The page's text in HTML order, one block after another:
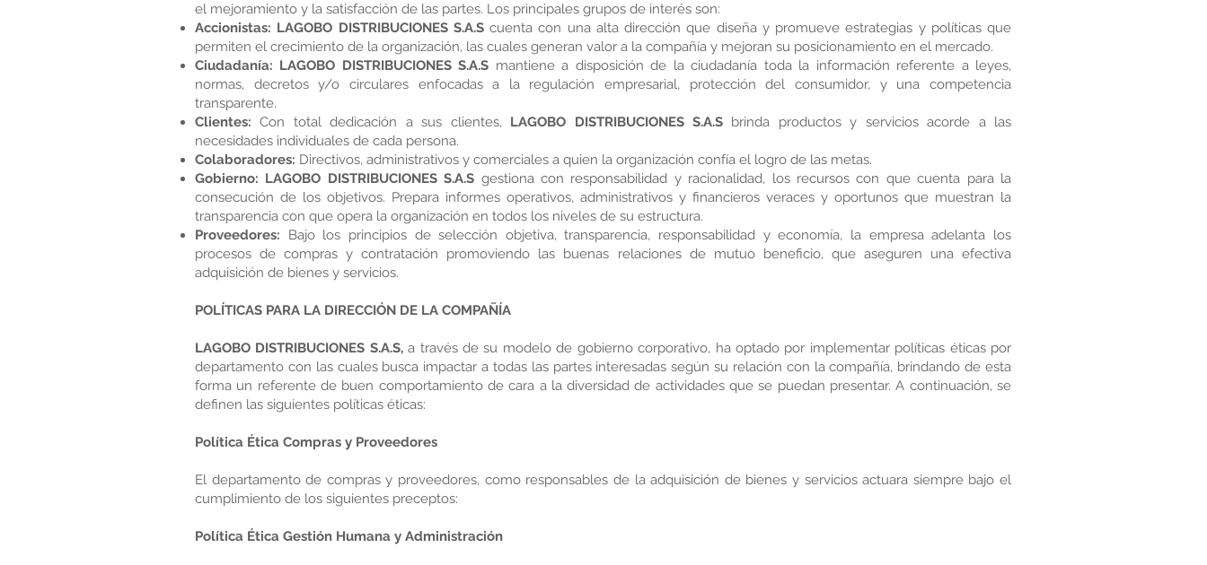
el mejoramiento y la satisfacción de las partes. Los principales grupos de interés son:
Accionistas: LAGOBO DISTRIBUCIONES S.A.S cuenta con una alta dirección que diseña y promueve estrategias y políticas que
permiten el crecimiento de la organización, las cuales generan valor a la compañía y mejoran su posicionamiento en el mercado.
Ciudadanía: LAGOBO DISTRIBUCIONES S.A.S mantiene a disposición de la ciudadanía toda la información referente a leyes,
normas, decretos y/o circulares enfocadas a la regulación empresarial, protección del consumidor, y una competencia
transparente.
Clientes: Con total dedicación a sus clientes, LAGOBO DISTRIBUCIONES S.A.Sbrinda productos y servicios acorde a las
necesidades individuales de cada persona.
Colaboradores: Directivos, administrativos y comerciales a quien la organización confía el logro de las metas.
Gobierno: LAGOBO DISTRIBUCIONES S.A.S gestiona con responsabilidad y racionalidad, los recursos con que cuenta para la
consecución de los objetivos. Prepara informes operativos, administrativos y financieros veraces y oportunos que muestran la
transparencia con que opera la organización en todos los niveles de su estructura.
Proveedores: Bajo los principios de selección objetiva, transparencia, responsabilidad y economía, la empresa adelanta los
procesos de compras y contratación promoviendo las buenas relaciones de mutuo beneficio, que aseguren una efectiva
adquisición de bienes y servicios.
POLÍTICAS PARA LA DIRECCIÓN DE LA COMPAÑÍA
LAGOBO DISTRIBUCIONES S.A.S,a través de su modelo de gobierno corporativo, ha optado por implementar políticas éticas por
departamento con las cuales busca impactar a todas las partes interesadas según su relación con la compañía, brindando de esta
forma un referente de buen comportamiento de cara a la diversidad de actividades que se puedan presentar. A continuación, se
definen las siguientes políticas éticas:
Política Ética Compras y Proveedores
El departamento de compras y proveedores, como responsables de la adquisición de bienes y servicios actuara siempre bajo el
cumplimiento de los siguientes preceptos:
Política Ética Gestión Humana y Administración